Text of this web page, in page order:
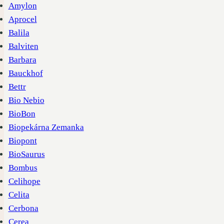
Amylon
Aprocel
Balila
Balviten
Barbara
Bauckhof
Bettr
Bio Nebio
BioBon
Biopekárna Zemanka
Biopont
BioSaurus
Bombus
Celihope
Celita
Cerbona
Cerea